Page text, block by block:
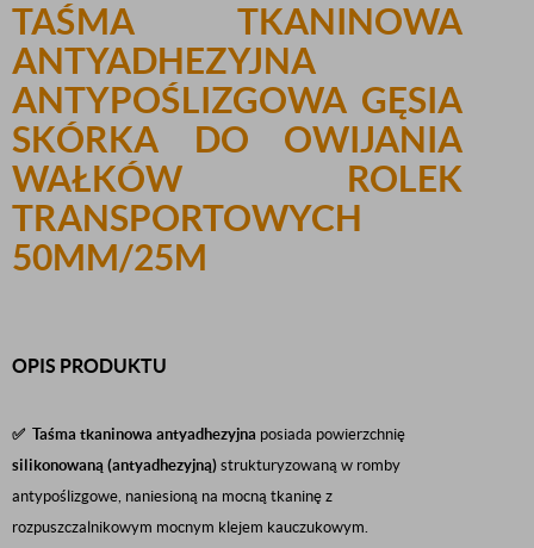
TAŚMA TKANINOWA
ANTYADHEZYJNA
ANTYPOŚLIZGOWA GĘSIA
SKÓRKA DO OWIJANIA
WAŁKÓW ROLEK
TRANSPORTOWYCH
50MM/25M
OPIS PRODUKTU
✅ Taśma tkaninowa antyadhezyjna posiada powierzchnię
silikonowaną (antyadhezyjną) strukturyzowaną w romby
antypoślizgowe, naniesioną na mocną tkaninę z
rozpuszczalnikowym mocnym klejem kauczukowym.